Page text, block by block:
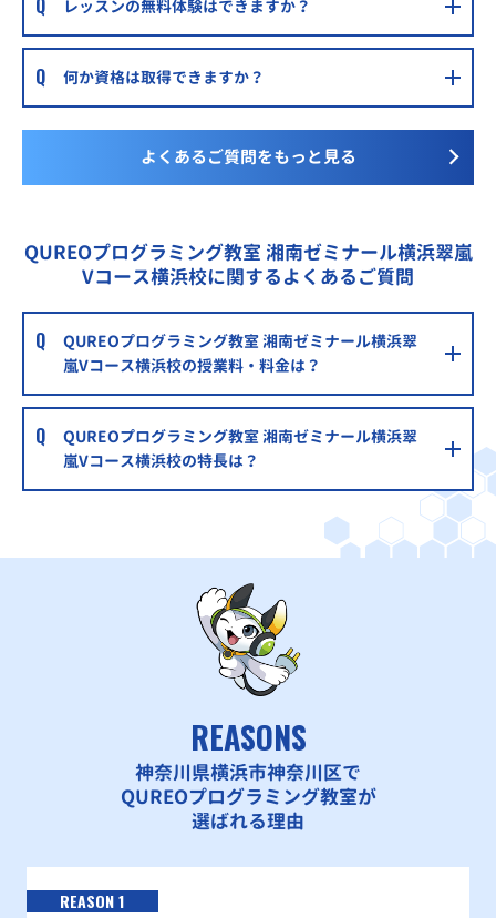
レッスンの無料体験はできますか？
何か資格は取得できますか？
よくあるご質問をもっと見る
QUREOプログラミング教室 湘南ゼミナール横浜翠嵐
Vコース横浜校に関するよくあるご質問
QUREOプログラミング教室 湘南ゼミナール横浜翠
嵐Vコース横浜校の授業料・料金は？
QUREOプログラミング教室 湘南ゼミナール横浜翠
嵐Vコース横浜校の特長は？
REASONS
神奈川県横浜市神奈川区で
QUREOプログラミング教室が
選ばれる理由
REASON 1